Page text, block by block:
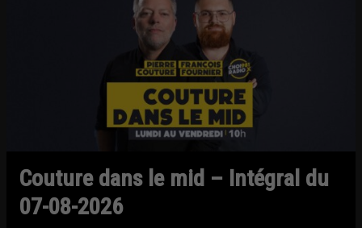
Couture dans le mid – Intégral du
07-08-2026